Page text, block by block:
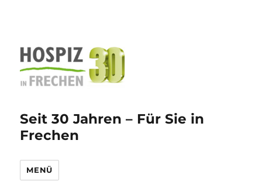
Seit 30 Jahren – Für Sie in
Frechen
MENÜ